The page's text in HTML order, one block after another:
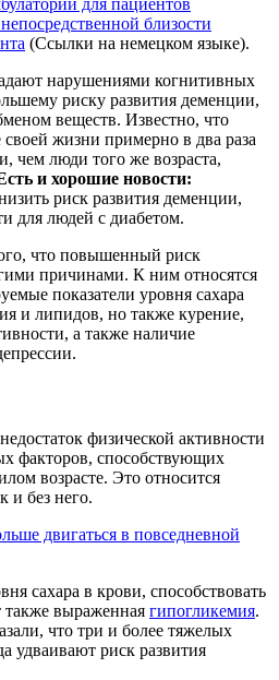
для пациентов
близости
(Ссылки на немецком языке).
нарушениями когнитивных
риску развития деменции,
веществ. Известно, что
жизни примерно в два раза
чем люди того же возраста,
и хорошие новости:
риск развития деменции,
для людей с диабетом.
что повышенный риск
причинами. К ним относятся
показатели уровня сахара
и липидов, но также курение,
а также наличие
физической активности
факторов, способствующих
возрасте. Это относится
и без него.
двигаться в повседневной
сахара в крови, способствовать
выраженная гипогликемия.
что три и более тяжелых
удваивают риск развития